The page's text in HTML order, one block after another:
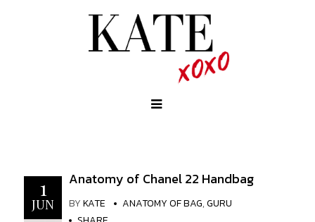
1
JUN
Anatomy of Chanel 22 Handbag
BYKATE ANATOMY OF BAG,GURU